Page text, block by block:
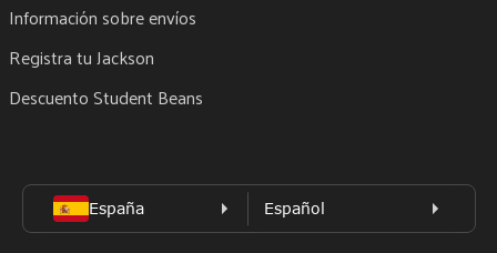
Información sobre envíos
Registra tu Jackson
Descuento Student Beans